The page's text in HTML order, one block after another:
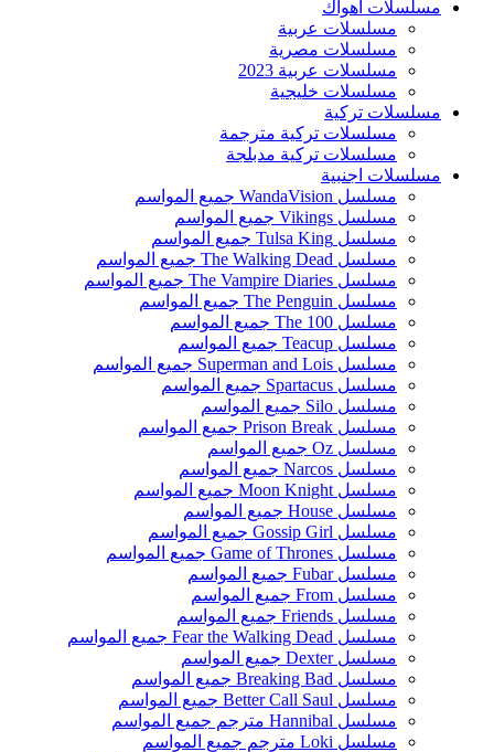
مسلسلات اهواك
مسلسلات عربية
مسلسلات مصرية
مسلسلات عربية 2023
مسلسلات خليجية
مسلسلات تركية
مسلسلات تركية مترجمة
مسلسلات تركية مدبلجة
مسلسلات اجنبية
مسلسل WandaVision جميع المواسم
مسلسل Vikings جميع المواسم
مسلسل Tulsa King جميع المواسم
مسلسل The Walking Dead جميع المواسم
مسلسل The Vampire Diaries جميع المواسم
مسلسل The Penguin جميع المواسم
مسلسل The 100 جميع المواسم
مسلسل Teacup جميع المواسم
مسلسل Superman and Lois جميع المواسم
مسلسل Spartacus جميع المواسم
مسلسل Silo جميع المواسم
مسلسل Prison Break جميع المواسم
مسلسل Oz جميع المواسم
مسلسل Narcos جميع المواسم
مسلسل Moon Knight جميع المواسم
مسلسل House جميع المواسم
مسلسل Gossip Girl جميع المواسم
مسلسل Game of Thrones جميع المواسم
مسلسل Fubar جميع المواسم
مسلسل From جميع المواسم
مسلسل Friends جميع المواسم
مسلسل Fear the Walking Dead جميع المواسم
مسلسل Dexter جميع المواسم
مسلسل Breaking Bad جميع المواسم
مسلسل Better Call Saul جميع المواسم
مسلسل Hannibal مترجم جميع المواسم
مسلسل Loki مترجم جميع المواسم